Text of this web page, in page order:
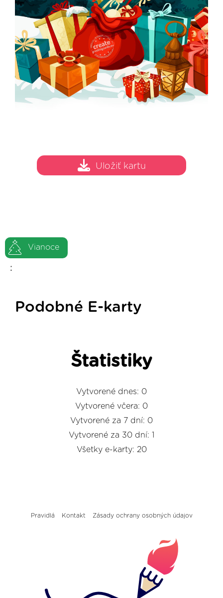
Vianoce
:
Uložiť kartu
Podobné E-karty
Štatistiky
Vytvorené dnes: 0
Vytvorené včera: 0
Vytvorené za 7 dní: 0
Vytvorené za 30 dní: 1
Všetky e-karty: 20
Pravidlá Kontakt Zásady ochrany osobných údajov